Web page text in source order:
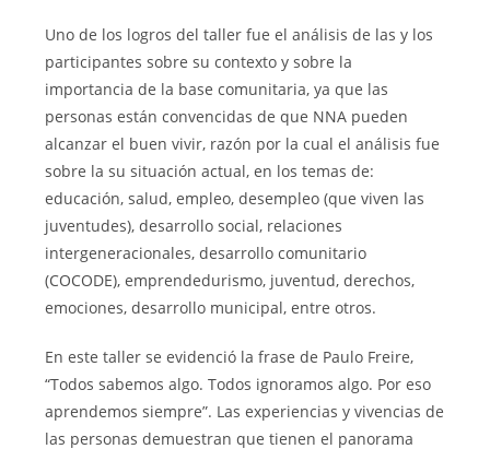
Uno de los logros del taller fue el análisis de las y los
participantes sobre su contexto y sobre la
importancia de la base comunitaria, ya que las
personas están convencidas de que NNA pueden
alcanzar el buen vivir, razón por la cual el análisis fue
sobre la su situación actual, en los temas de:
educación, salud, empleo, desempleo (que viven las
juventudes), desarrollo social, relaciones
intergeneracionales, desarrollo comunitario
(COCODE), emprendedurismo, juventud, derechos,
emociones, desarrollo municipal, entre otros.
En este taller se evidenció la frase de Paulo Freire,
“Todos sabemos algo. Todos ignoramos algo. Por eso
aprendemos siempre”. Las experiencias y vivencias de
las personas demuestran que tienen el panorama